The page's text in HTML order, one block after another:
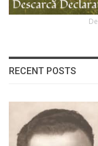
RECENT POSTS